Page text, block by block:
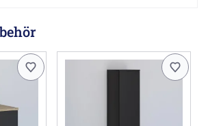
großen Alltagsbelastungen stand.
- Öffnen durch Antippen
leises Schließen durch die
ist grundsätzlich gedämpft und